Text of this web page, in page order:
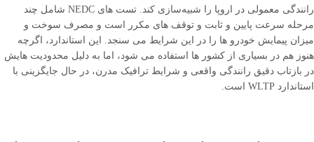
رانندگی معمولی در اروپا را شبیه‌سازی کند. تست ‌های NEDC شامل چند
مرحله سرعت پایین و ثابت و توقف ‌های مکرر است و مصرف سوخت و
میزان پیمایش خودرو ها را در این شرایط می ‌سنجد. این استاندارد، اگرچه
هنوز هم در بسیاری از کشور ها استفاده می ‌شود، اما به دلیل محدودیت ‌هایش
در بازتاب دقیق رانندگی واقعی و شرایط ترافیک مدرن، در حال جایگزینی با
استاندارد WLTP است.